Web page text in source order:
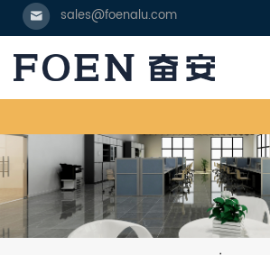
sales@foenalu.com